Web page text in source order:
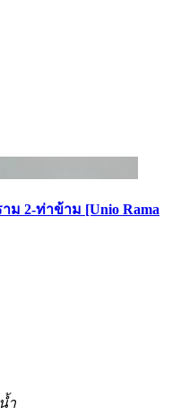
ม 2-ท่าข้าม [Unio Rama
ำ